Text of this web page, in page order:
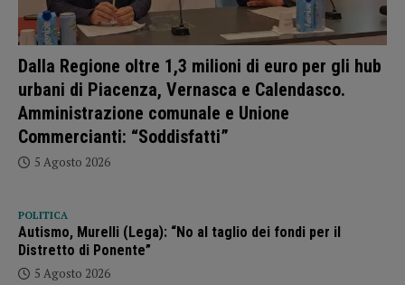
Dalla Regione oltre 1,3 milioni di euro per gli hub
urbani di Piacenza, Vernasca e Calendasco.
Amministrazione comunale e Unione
Commercianti: “Soddisfatti”
5 Agosto 2026
POLITICA
Autismo, Murelli (Lega): “No al taglio dei fondi per il
Distretto di Ponente”
5 Agosto 2026